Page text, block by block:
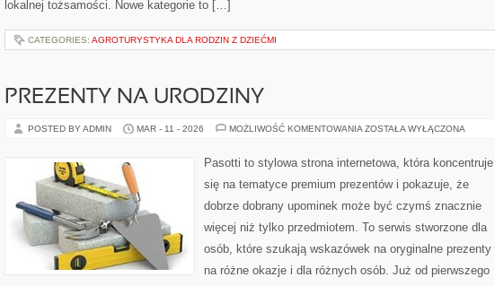
lokalnej tożsamości. Nowe kategorie to […]
CATEGORIES: AGROTURYSTYKA DLA RODZIN Z DZIEĆMI
PREZENTY NA URODZINY
POSTED BY ADMIN MAR - 11 - 2026 MOŻLIWOŚĆ KOMENTOWANIA PREZENTY
ZOSTAŁA WYŁĄCZONA
Pasotti to stylowa strona internetowa, która koncentruje
się na tematyce premium prezentów i pokazuje, że
dobrze dobrany upominek może być czymś znacznie
więcej niż tylko przedmiotem. To serwis stworzone dla
osób, które szukają wskazówek na oryginalne prezenty
na różne okazje i dla różnych osób. Już od pierwszego